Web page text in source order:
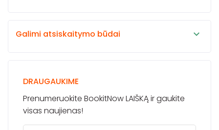
Galimi atsiskaitymo būdai
DRAUGAUKIME
Prenumeruokite BookitNow LAIŠKĄ ir gaukite
visas naujienas!